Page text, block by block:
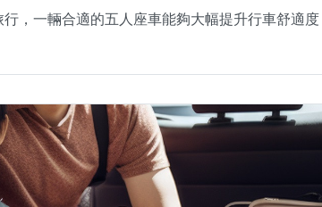
，一輛合適的五人座車能夠大幅提升行車舒適度